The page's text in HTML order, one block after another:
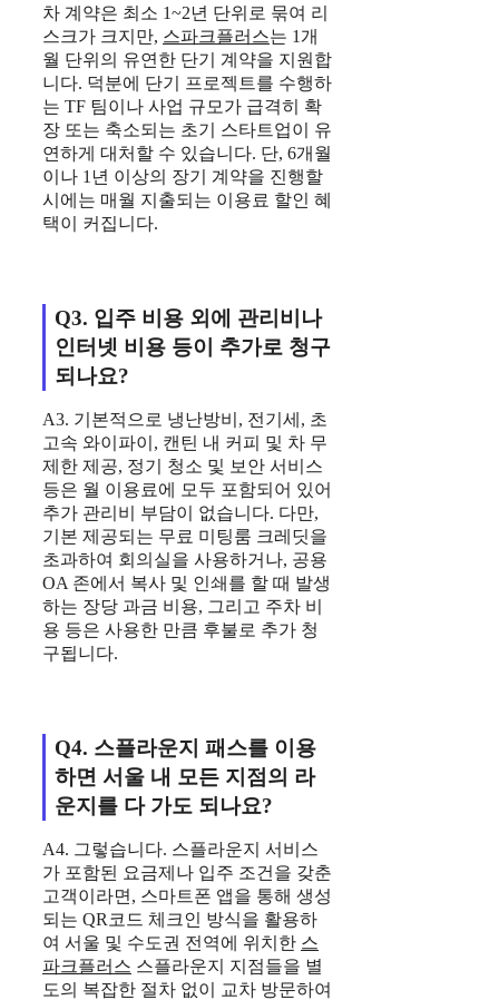
차 계약은 최소 1~2년 단위로 묶여 리
스크가 크지만, 스파크플러스는 1개
월 단위의 유연한 단기 계약을 지원합
니다. 덕분에 단기 프로젝트를 수행하
는 TF 팀이나 사업 규모가 급격히 확
장 또는 축소되는 초기 스타트업이 유
연하게 대처할 수 있습니다. 단, 6개월
이나 1년 이상의 장기 계약을 진행할
시에는 매월 지출되는 이용료 할인 혜
택이 커집니다.
Q3. 입주 비용 외에 관리비나
인터넷 비용 등이 추가로 청구
되나요?
A3. 기본적으로 냉난방비, 전기세, 초
고속 와이파이, 캔틴 내 커피 및 차 무
제한 제공, 정기 청소 및 보안 서비스
등은 월 이용료에 모두 포함되어 있어
추가 관리비 부담이 없습니다. 다만,
기본 제공되는 무료 미팅룸 크레딧을
초과하여 회의실을 사용하거나, 공용
OA 존에서 복사 및 인쇄를 할 때 발생
하는 장당 과금 비용, 그리고 주차 비
용 등은 사용한 만큼 후불로 추가 청
구됩니다.
Q4. 스플라운지 패스를 이용
하면 서울 내 모든 지점의 라
운지를 다 가도 되나요?
A4. 그렇습니다. 스플라운지 서비스
가 포함된 요금제나 입주 조건을 갖춘
고객이라면, 스마트폰 앱을 통해 생성
되는 QR코드 체크인 방식을 활용하
여 서울 및 수도권 전역에 위치한 스
파크플러스 스플라운지 지점들을 별
도의 복잡한 절차 없이 교차 방문하여